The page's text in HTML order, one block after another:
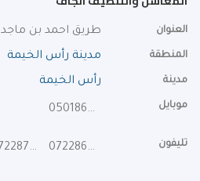
العنوان طريق احمد بن ماجد
المنطقة مدينة رأس الخيمة
مدينة رأس الخيمة
موبايل 0501862474
تليفون 072286828
072287222